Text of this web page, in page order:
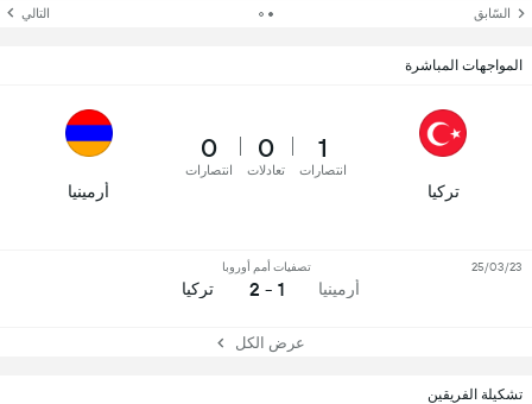
تشكيلة الفريقين
السّابق التالي
المواجهات المباشرة
تركيا
1
انتصارات
0
تعادلات
0
انتصارات
أرمينيا
أرمينيا
تصفيات أمم أوروبا
1 - 2 تركيا
25/03/23
عرض الكل